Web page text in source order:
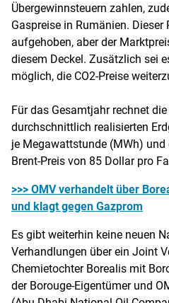
Übergewinnsteuern zahlen,
Gaspreise in Rumänien.
aufgehoben, aber der
diesem Deckel. Zusätzlich sei
möglich, die CO2-Preise
Für das Gesamtjahr rechnet
durchschnittlich realisierten
je Megawattstunde (MWh)
Brent-Preis von 85 Dollar pro
>>> OMV verhandelt über
und klagt gegen Gazprom
Es gibt weiterhin keine neuen
Verhandlungen über ein Joint
Chemietochter Borealis mit
der Borouge-Eigentümer und